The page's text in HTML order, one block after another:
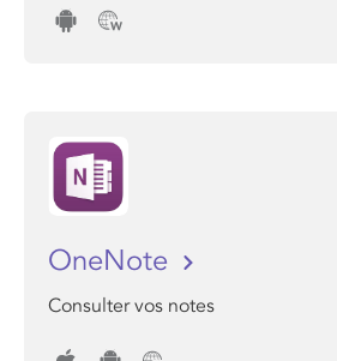
OneNote
Consulter vos notes